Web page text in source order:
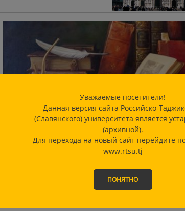
Уважаемые посетители!
Данная версия сайта Российско-
(Славянского) университета является
(архивной).
Для перехода на новый сайт перейдите
www.rtsu.tj
ПОНЯТНО